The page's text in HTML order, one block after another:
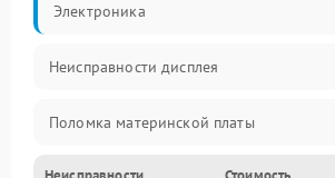
Электроника
Неисправности дисплея
Поломка материнской платы